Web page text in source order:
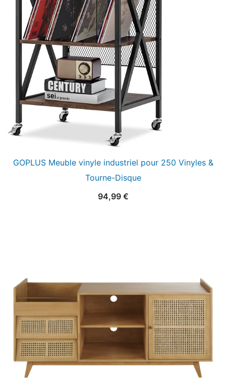
GOPLUS Meuble vinyle industriel pour 250 Vinyles &
Tourne-Disque
94,99 €